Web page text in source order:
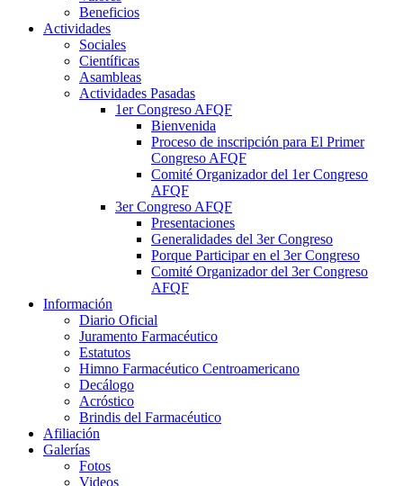
Beneficios
Actividades
Sociales
Científicas
Asambleas
Actividades Pasadas
1er Congreso AFQF
Bienvenida
Proceso de inscripción para El Primer
Congreso AFQF
Comité Organizador del 1er Congreso
AFQF
3er Congreso AFQF
Presentaciones
Generalidades del 3er Congreso
Porque Participar en el 3er Congreso
Comité Organizador del 3er Congreso
AFQF
Información
Diario Oficial
Juramento Farmacéutico
Estatutos
Himno Farmacéutico Centroamericano
Decálogo
Acróstico
Brindis del Farmacéutico
Afiliación
Galerías
Fotos
Videos